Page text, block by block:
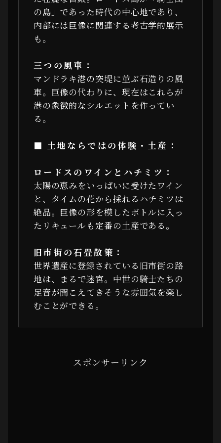
の島」であった時代の中心地であり、
内部には巨像に関連する考古学的展示
も。
三つの風車：
マンドラキ港の突堤に並ぶ石造りの風
車。巨像の代わりに、現在はこれらが
港の象徴的なシルエットを作ってい
る。
■ 土地ならではの体験・土産：
ロードスのワインとハチミツ：
太陽の恵みをいっぱいに受けたワイン
と、タイムの花から採れるハチミツは
絶品。巨像の形を模したボトルに入っ
たリキュールも定番の土産である。
旧市街の石畳散策：
世界遺産に登録されている旧市街の路
地は、まるで迷宮。中世の騎士たちの
足音が聞こえてきそうな雰囲気を楽し
むことができる。
スポンサーリンク